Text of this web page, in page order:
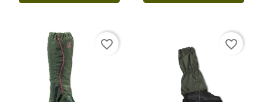
favorite_border favorite_border